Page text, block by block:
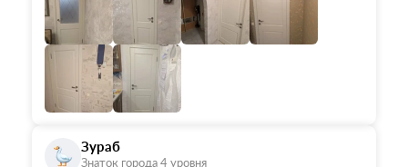
Зураб
Знаток города 4 уровня